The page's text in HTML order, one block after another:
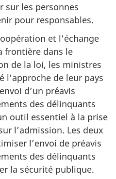
sur les personnes
pour responsables.
et l’échange
frontière dans le
de la loi, les ministres
l’approche de leur pays
d’un préavis
des délinquants
outil essentiel à la prise
l’admission. Les deux
l’envoi de préavis
des délinquants
la sécurité publique.